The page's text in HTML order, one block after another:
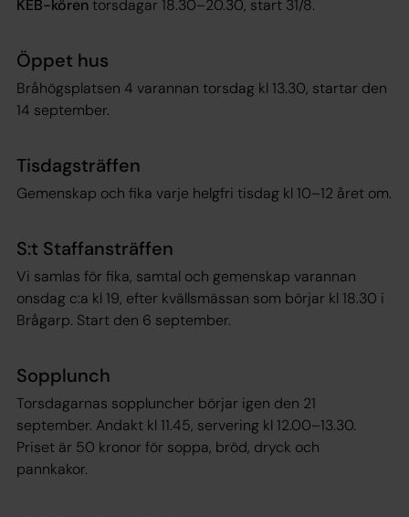
KEB-körentorsdagar 18.30–20.30, start 31/8.
Öppet hus
Bråhögsplatsen 4 varannan torsdag kl 13.30, startar den
14 september.
Tisdagsträffen
Gemenskap och fika varje helgfri tisdag kl 10–12 året om.
S:t Staffansträffen
Vi samlas för fika, samtal och gemenskap varannan
onsdag c:a kl 19, efter kvällsmässan som börjar kl 18.30 i
Brågarp. Start den 6 september.
Sopplunch
Torsdagarnas soppluncher börjar igen den 21
september. Andakt kl 11.45, servering kl 12.00–13.30.
Priset är 50 kronor för soppa, bröd, dryck och
pannkakor.